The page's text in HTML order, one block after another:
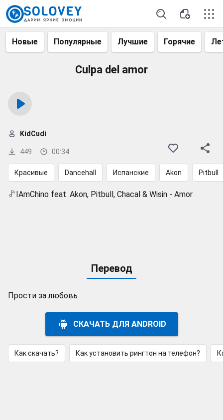
Новые Популярные Лучшие Горячие
Culpa del amor
449 00:34
KidCudi
Красивые Dancehall Испанские Akon Pitbull
IAmChino feat. Akon, Pitbull, Chacal & Wisin - Amor
Перевод
Прости за любовь
СКАЧАТЬ ДЛЯ ANDROID
Как скачать? Как установить рингтон на телефон?